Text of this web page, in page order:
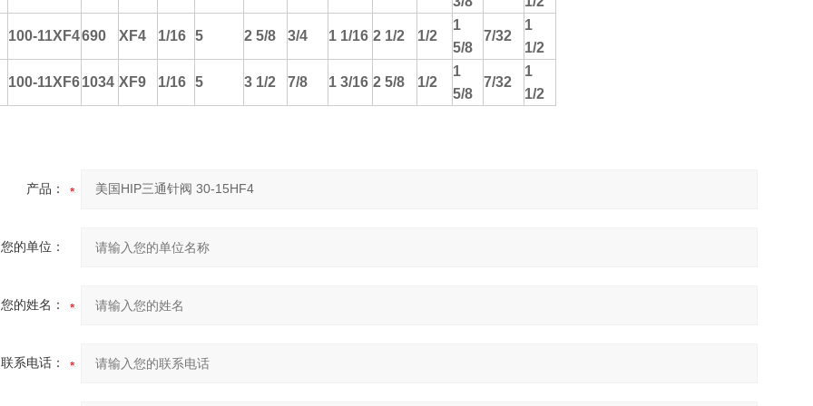
100-11XF4690 XF4 1/16 5 2 5/8 3/4 1 1/16 2 1/2 1/2
1
5/8
7/32
1
1/2
100-11XF61034 XF9 1/16 5 3 1/2 7/8 1 3/16 2 5/8 1/2
1
5/8
7/32
1
1/2
产品：
您的单位：
您的姓名：
联系电话：